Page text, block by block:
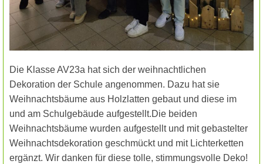
Die Klasse AV23a hat sich der weihnachtlichen
Dekoration der Schule angenommen. Dazu hat sie
Weihnachtsbäume aus Holzlatten gebaut und diese im
und am Schulgebäude aufgestellt.Die beiden
Weihnachtsbäume wurden aufgestellt und mit gebastelter
Weihnachtsdekoration geschmückt und mit Lichterketten
ergänzt. Wir danken für diese tolle, stimmungsvolle Deko!